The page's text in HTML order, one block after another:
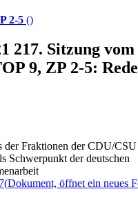
2-5 ()
217. Sitzung vom
9, ZP 2-5:
der Fraktionen der CDU/
Schwerpunkt der deutschen
(Dokument, öffnet ein neues